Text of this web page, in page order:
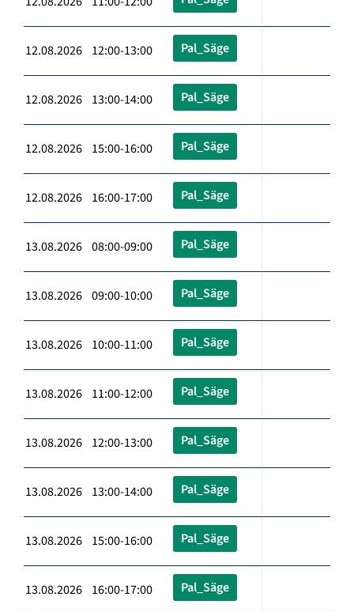
12.08.2026 12:00-13:00 Pal_Säge
12.08.2026 13:00-14:00 Pal_Säge
12.08.2026 15:00-16:00 Pal_Säge
12.08.2026 16:00-17:00 Pal_Säge
13.08.2026 08:00-09:00 Pal_Säge
13.08.2026 09:00-10:00 Pal_Säge
13.08.2026 10:00-11:00 Pal_Säge
13.08.2026 11:00-12:00 Pal_Säge
13.08.2026 12:00-13:00 Pal_Säge
13.08.2026 13:00-14:00 Pal_Säge
13.08.2026 15:00-16:00 Pal_Säge
13.08.2026 16:00-17:00 Pal_Säge